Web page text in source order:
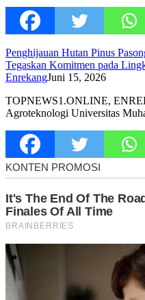
Penghijauan Hutan Pinus
Tegaskan Komitmen pada
EnrekangJuni 15, 2026
TOPNEWS1.ONLINE,
Agroteknologi Universitas